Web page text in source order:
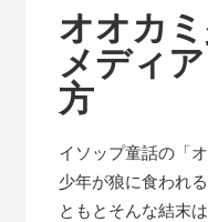
客
先
常
駐
の
話”
オオカ
メディ
方
イソップ童話の「
少年が狼に食われ
ともとそんな結末